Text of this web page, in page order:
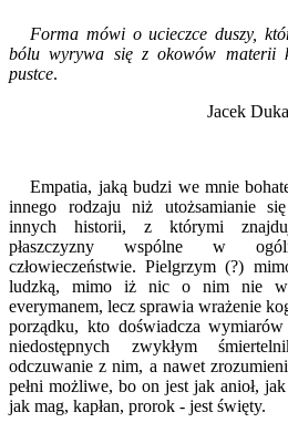
Forma mówi o ucieczce duszy,
bólu wyrywa się z okowów materii
pustce.
Jacek
Empatia, jaką budzi we mnie
innego rodzaju niż utożsamianie
innych historii, z którymi
płaszczyzny wspólne w
człowieczeństwie. Pielgrzym (?)
ludzką, mimo iż nic o nim nie
everymanem, lecz sprawia wrażenie
porządku, kto doświadcza wymiarów
niedostępnych zwykłym
odczuwanie z nim, a nawet
pełni możliwe, bo on jest jak anioł,
jak mag, kapłan, prorok - jest święty.